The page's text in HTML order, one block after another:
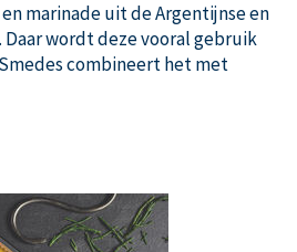
marinade uit de Argentijnse en
Daar wordt deze vooral gebruik
combineert het met